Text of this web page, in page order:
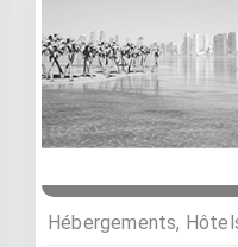
Hébergements,